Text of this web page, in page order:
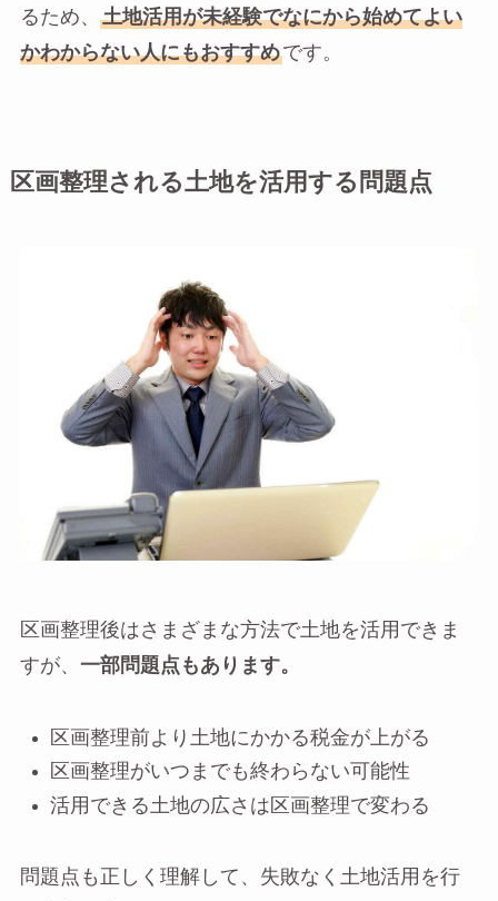
るため、
土地活用が未経験でなにから始めてよい
かわからない人にもおすすめです。
区画整理される土地を活用する問題点
区画整理後はさまざまな方法で土地を活用できま
すが、 一部問題点もあります。
区画整理前より土地にかかる税金が上がる
区画整理がいつまでも終わらない可能性
活用できる土地の広さは区画整理で変わる
問題点も正しく理解して、失敗なく土地活用を行